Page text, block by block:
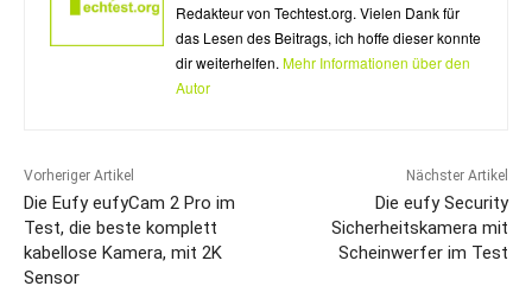
Redakteur von Techtest.org. Vielen Dank für
das Lesen des Beitrags, ich hoffe dieser konnte
dir weiterhelfen. Mehr Informationen über den
Autor
Vorheriger Artikel
Die Eufy eufyCam 2 Pro im
Test, die beste komplett
kabellose Kamera, mit 2K
Sensor
Nächster Artikel
Die eufy Security
Sicherheitskamera mit
Scheinwerfer im Test